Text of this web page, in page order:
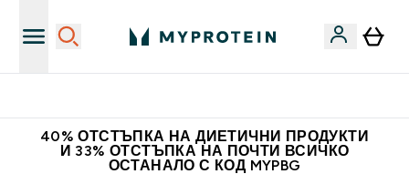
40% ОТСТЪПКА НА ДИЕТИЧНИ ПРОДУКТИ
И 33% ОТСТЪПКА НА ПОЧТИ ВСИЧКО
ОСТАНАЛО С КОД MYPBG